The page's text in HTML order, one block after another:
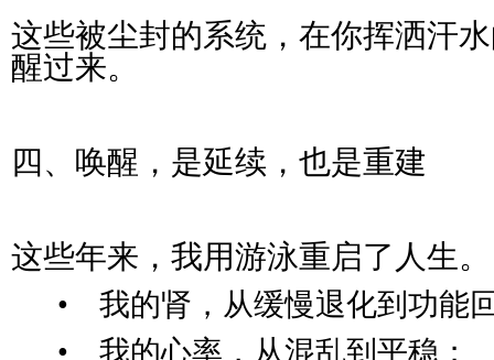
这些被尘封的系统，在你挥洒汗
醒过来。
四、唤醒，是延续，也是重建
这些年来，我用游泳重启了人生。
• 我的肾，从缓慢退化到功能
• 我的心率，从混乱到平稳；